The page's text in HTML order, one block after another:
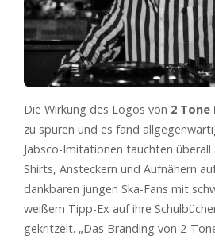
Die Wirkung des Logos von 2 Tone
zu spüren und es fand
Jabsco-Imitationen tauchten
Shirts, Ansteckern und Aufnähern
dankbaren jungen Ska-Fans mit
weißem Tipp-Ex auf ihre
gekritzelt. „Das Branding von 2-